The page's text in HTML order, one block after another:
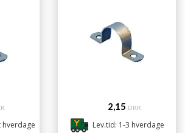
hverdage
2,15 DKK
Lev.tid: 1-3 hverdage